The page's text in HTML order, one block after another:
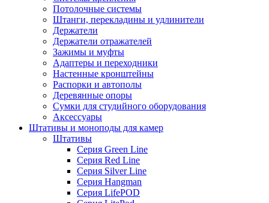
Потолочные системы
Штанги, перекладины и удлинители
Держатели
Держатели отражателей
Зажимы и муфты
Адаптеры и переходники
Настенные кронштейны
Распорки и автополы
Деревянные опоры
Сумки для студийного оборудования
Аксессуары
Штативы и моноподы для камер
Штативы
Серия Green Line
Серия Red Line
Серия Silver Line
Серия Hangman
Серия LifePOD